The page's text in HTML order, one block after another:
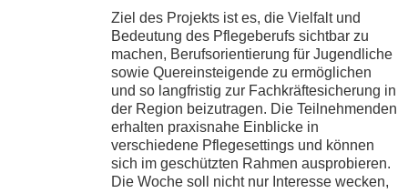
Ziel des Projekts ist es, die Vielfalt und
Bedeutung des Pflegeberufs sichtbar zu
machen, Berufsorientierung für Jugendliche
sowie Quereinsteigende zu ermöglichen
und so langfristig zur Fachkräftesicherung in
der Region beizutragen. Die Teilnehmenden
erhalten praxisnahe Einblicke in
verschiedene Pflegesettings und können
sich im geschützten Rahmen ausprobieren.
Die Woche soll nicht nur Interesse wecken,